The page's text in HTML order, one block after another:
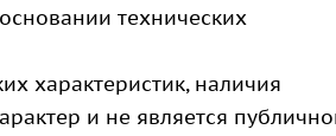
технических
характеристик, наличия
и не является